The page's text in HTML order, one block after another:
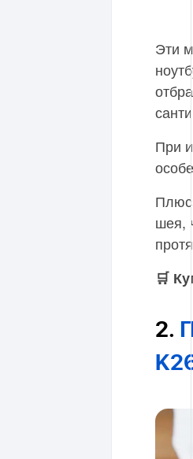
Эти
При
шея,
🛒
2.